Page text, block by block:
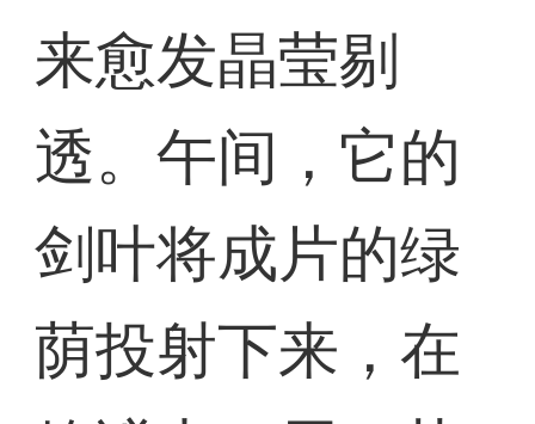
来愈发晶莹剔
透。午间，它的
剑叶将成片的绿
荫投射下来，在